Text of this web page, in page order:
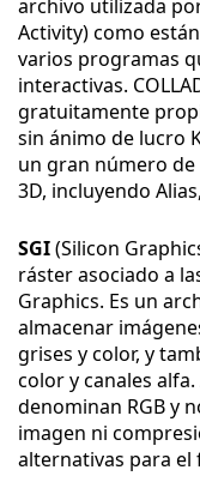
archivo utilizada
Activity) como
varios programas
interactivas.
gratuitamente
sin ánimo de lucro
un gran número
3D, incluyendo
SGI(Silicon
ráster asociado a
Graphics. Es un
almacenar
grises y color, y
color y canales alfa.
denominan RGB y
imagen ni
alternativas para el